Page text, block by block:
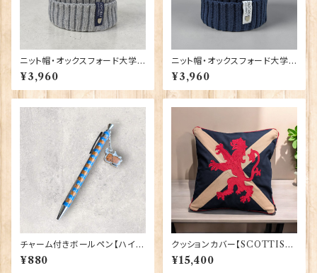
ニット帽・オックスフォード大学
【グレー】 00217
¥3,960
ニット帽・オックスフォード大学
【ネイビー】 00216
¥3,960
チャーム付きボールペン【ハイラ
ンド・カウ】Euro Stick 90394
¥880
クッションカバー【SCOTTISH
LION】Woven Magic 40165
¥15,400